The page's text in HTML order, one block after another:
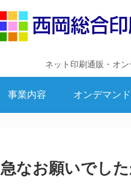
ネット印刷通販・オン
事業内容 オンデマン
急なお願いでし